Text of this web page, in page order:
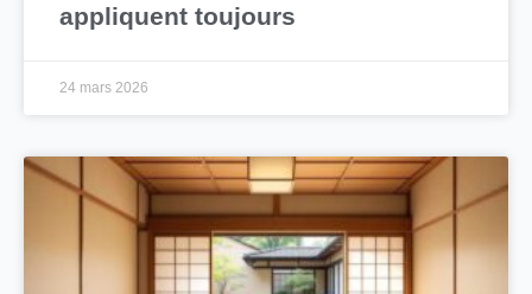
appliquent toujours
24 mars 2026